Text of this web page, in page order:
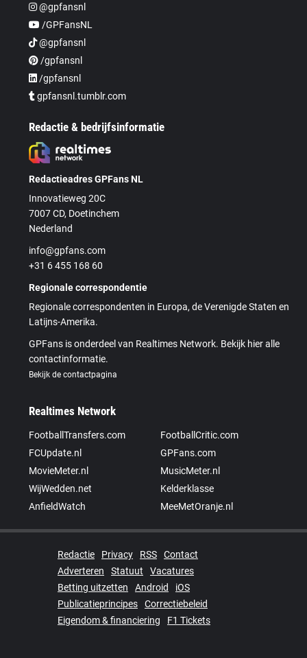
@gpfansnl
/GPFansNL
@gpfansnl
/gpfansnl
/gpfansnl
gpfansnl.tumblr.com
Redactie & bedrijfsinformatie
Redactieadres GPFans NL
Innovatieweg 20C
7007 CD, Doetinchem
Nederland
info@gpfans.com
+31 6 455 168 60
Regionale correspondentie
Regionale correspondenten in Europa, de Verenigde Staten en
Latijns-Amerika.
GPFans is onderdeel van Realtimes Network. Bekijk hier alle
contactinformatie.
Bekijk de contactpagina
Realtimes Network
FootballTransfers.com
FootballCritic.com
FCUpdate.nl
GPFans.com
MovieMeter.nl
MusicMeter.nl
WijWedden.net
Kelderklasse
AnfieldWatch
MeeMetOranje.nl
Redactie Privacy RSS
Contact
Adverteren
Statuut
Vacatures
Betting uitzetten
Android
iOS
Publicatieprincipes
Correctiebeleid
Eigendom & financiering
F1 Tickets